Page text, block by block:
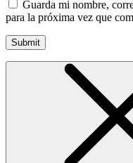
Guarda mi nombre,
para la próxima vez que